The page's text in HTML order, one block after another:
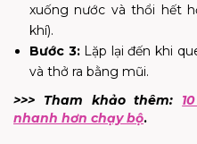
xuống nước và thổi hết
khí).
Bước 3: Lặp lại đến khi
và thở ra bằng mũi.
>>> Tham khảo thêm:
nhanh hơn chạy bộ.